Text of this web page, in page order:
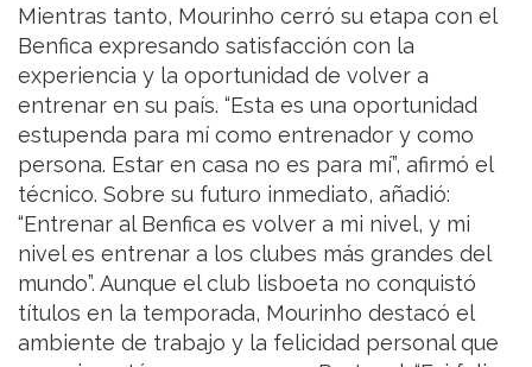
Mientras tanto, Mourinho cerró su etapa con el
Benfica expresando satisfacción con la
experiencia y la oportunidad de volver a
entrenar en su país. “Esta es una oportunidad
estupenda para mí como entrenador y como
persona. Estar en casa no es para mí”, afirmó el
técnico. Sobre su futuro inmediato, añadió:
“Entrenar al Benfica es volver a mi nivel, y mi
nivel es entrenar a los clubes más grandes del
mundo”. Aunque el club lisboeta no conquistó
títulos en la temporada, Mourinho destacó el
ambiente de trabajo y la felicidad personal que